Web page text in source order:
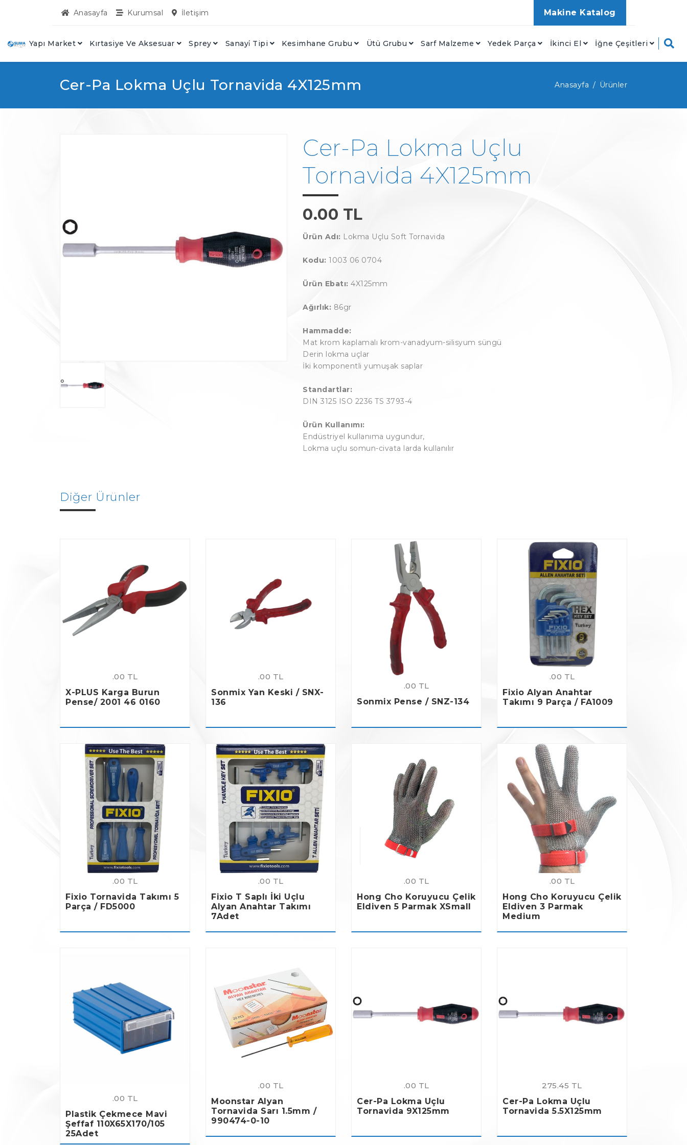
Anasayfa Kurumsal İletişim Makine Katalog
Yapı Market Kırtasiye Ve Aksesuar Sprey Sanayi̇ Tipi Kesimhane Grubu Ütü Grubu Sarf Malzeme Yedek Parça İkinci El İğne Çeşitleri
Cer-Pa Lokma Uçlu Tornavida 4X125mm Anasayfa Ürünler
Cer-Pa Lokma Uçlu
Tornavida 4X125mm
0.00 TL
Ürün Adı: Lokma Uçlu Soft Tornavida
Kodu: 1003 06 0704
Ürün Ebatı: 4X125mm
Ağırlık: 86gr
Hammadde:
Mat krom kaplamalı krom-vanadyum-silisyum süngü
Derin lokma uçlar
İki komponentli yumuşak saplar
Standartlar:
DIN 3125 ISO 2236 TS 3793-4
Ürün Kullanımı:
Endüstriyel kullanıma uygundur,
Lokma uçlu somun-civata larda kullanılır
Diğer Ürünler
.00 TL
X-PLUS Karga Burun
Pense/ 2001 46 0160
.00 TL
Sonmix Yan Keski / SNX-
136
.00 TL
Sonmix Pense / SNZ-134
.00 TL
Fixio Alyan Anahtar
Takımı 9 Parça / FA1009
.00 TL
Fixio Tornavida Takımı 5
Parça / FD5000
.00 TL
Fixio T Saplı İki Uçlu
Alyan Anahtar Takımı
7Adet
.00 TL
Hong Cho Koruyucu Çelik
Eldiven 5 Parmak XSmall
.00 TL
Hong Cho Koruyucu Çelik
Eldiven 3 Parmak
Medium
.00 TL
Plastik Çekmece Mavi
Şeffaf 110X65X170/105
25Adet
.00 TL
Moonstar Alyan
Tornavida Sarı 1.5mm /
990474-0-10
.00 TL
Cer-Pa Lokma Uçlu
Tornavida 9X125mm
275.45 TL
Cer-Pa Lokma Uçlu
Tornavida 5.5X125mm